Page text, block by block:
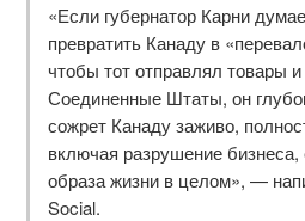
«Если губернатор Карни
превратить Канаду в
чтобы тот отправлял товары
Соединенные Штаты, он
сожрет Канаду заживо,
включая разрушение
образа жизни в целом», —
Social.